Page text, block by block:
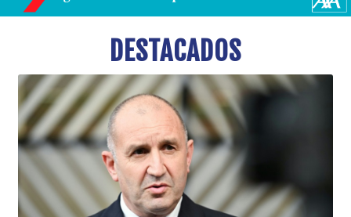
BND 1.477082
BOB 13.69983
BRL 5.876989
BSD 1.152686
BTN 109.688637
BWP 15.558807
BYN 3.432357
BYR
22660.258427
BZD 2.318271
CAD 1.61333
CDF
2615.761404
DESTACADOS